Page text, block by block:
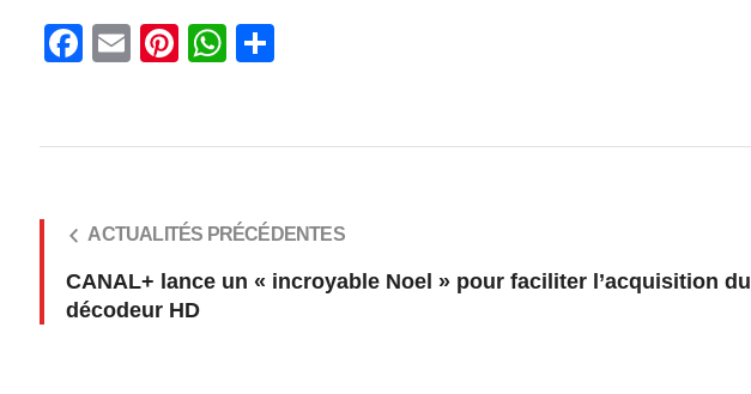
Facebook
Email PinterestWhatsApp
ACTUALITÉS PRÉCÉDENTES
CANAL+ lance un « incroyable Noel » pour faciliter l’acquisition du
décodeur HD